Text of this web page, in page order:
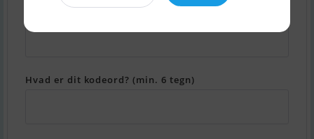
Hvad er dit kodeord? (min. 6 tegn)